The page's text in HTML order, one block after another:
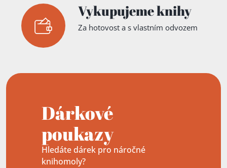
Vykupujeme knihy
Za hotovost a s vlastním odvozem
Dárkové
poukazy
Hledáte dárek pro náročné
knihomoly?